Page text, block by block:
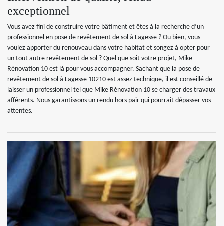
exceptionnel
Vous avez fini de construire votre bâtiment et êtes à la recherche d’un
professionnel en pose de revêtement de sol à Lagesse ? Ou bien, vous
voulez apporter du renouveau dans votre habitat et songez à opter pour
un tout autre revêtement de sol ? Quel que soit votre projet, Mike
Rénovation 10 est là pour vous accompagner. Sachant que la pose de
revêtement de sol à Lagesse 10210 est assez technique, il est conseillé de
laisser un professionnel tel que Mike Rénovation 10 se charger des travaux
afférents. Nous garantissons un rendu hors pair qui pourrait dépasser vos
attentes.